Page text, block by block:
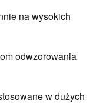
na wysokich
odwzorowania
w dużych